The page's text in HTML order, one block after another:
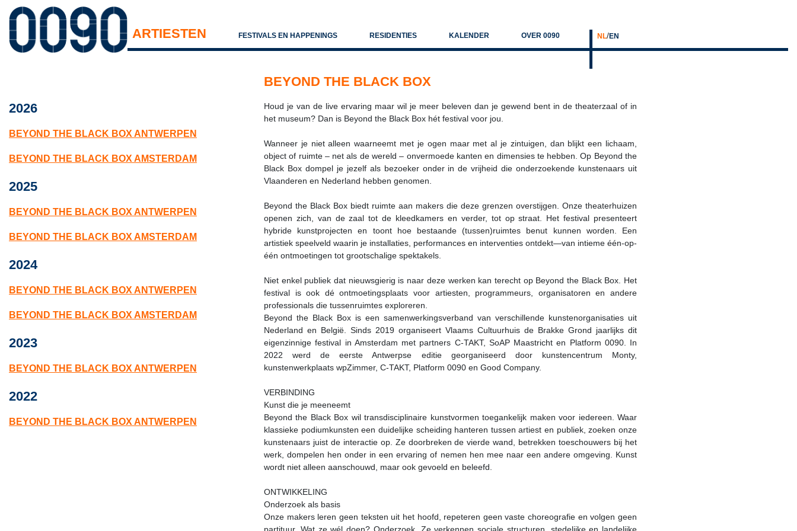
NL/EN
ARTIESTEN FESTIVALS EN HAPPENINGS RESIDENTIES KALENDER OVER 0090
2026
BEYOND THE BLACK BOX ANTWERPEN
BEYOND THE BLACK BOX AMSTERDAM
2025
BEYOND THE BLACK BOX ANTWERPEN
BEYOND THE BLACK BOX AMSTERDAM
2024
BEYOND THE BLACK BOX ANTWERPEN
BEYOND THE BLACK BOX AMSTERDAM
2023
BEYOND THE BLACK BOX ANTWERPEN
2022
BEYOND THE BLACK BOX ANTWERPEN
BEYOND THE BLACK BOX
Houd je van de live ervaring maar wil je meer beleven dan je gewend bent in de theaterzaal of in
het museum? Dan is Beyond the Black Box hét festival voor jou.
Wanneer je niet alleen waarneemt met je ogen maar met al je zintuigen, dan blijkt een lichaam,
object of ruimte – net als de wereld – onvermoede kanten en dimensies te hebben. Op Beyond the
Black Box dompel je jezelf als bezoeker onder in de vrijheid die onderzoekende kunstenaars uit
Vlaanderen en Nederland hebben genomen.
Beyond the Black Box biedt ruimte aan makers die deze grenzen overstijgen. Onze theaterhuizen
openen zich, van de zaal tot de kleedkamers en verder, tot op straat. Het festival presenteert
hybride kunstprojecten en toont hoe bestaande (tussen)ruimtes benut kunnen worden. Een
artistiek speelveld waarin je installaties, performances en interventies ontdekt—van intieme één-op-
één ontmoetingen tot grootschalige spektakels.
Niet enkel publiek dat nieuwsgierig is naar deze werken kan terecht op Beyond the Black Box. Het
festival is ook dé ontmoetingsplaats voor artiesten, programmeurs, organisatoren en andere
professionals die tussenruimtes exploreren.
Beyond the Black Box is een samenwerkingsverband van verschillende kunstenorganisaties uit
Nederland en België. Sinds 2019 organiseert Vlaams Cultuurhuis de Brakke Grond jaarlijks dit
eigenzinnige festival in Amsterdam met partners C-TAKT, SoAP Maastricht en Platform 0090. In
2022 werd de eerste Antwerpse editie georganiseerd door kunstencentrum Monty,
kunstenwerkplaats wpZimmer, C-TAKT, Platform 0090 en Good Company.
VERBINDING
Kunst die je meeneemt
Beyond the Black Box wil transdisciplinaire kunstvormen toegankelijk maken voor iedereen. Waar
klassieke podiumkunsten een duidelijke scheiding hanteren tussen artiest en publiek, zoeken onze
kunstenaars juist de interactie op. Ze doorbreken de vierde wand, betrekken toeschouwers bij het
werk, dompelen hen onder in een ervaring of nemen hen mee naar een andere omgeving. Kunst
wordt niet alleen aanschouwd, maar ook gevoeld en beleefd.
ONTWIKKELING
Onderzoek als basis
Onze makers leren geen teksten uit het hoofd, repeteren geen vaste choreografie en volgen geen